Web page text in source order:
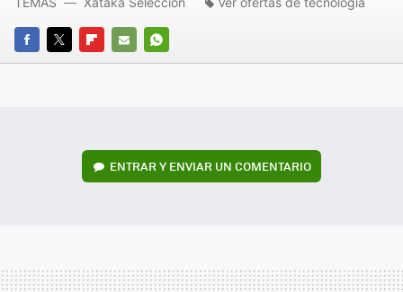
FACEBOOK
TWITTERFLIPBOARD
E-
WHATSAPP
ENTRAR Y ENVIAR UN COMENTARIO